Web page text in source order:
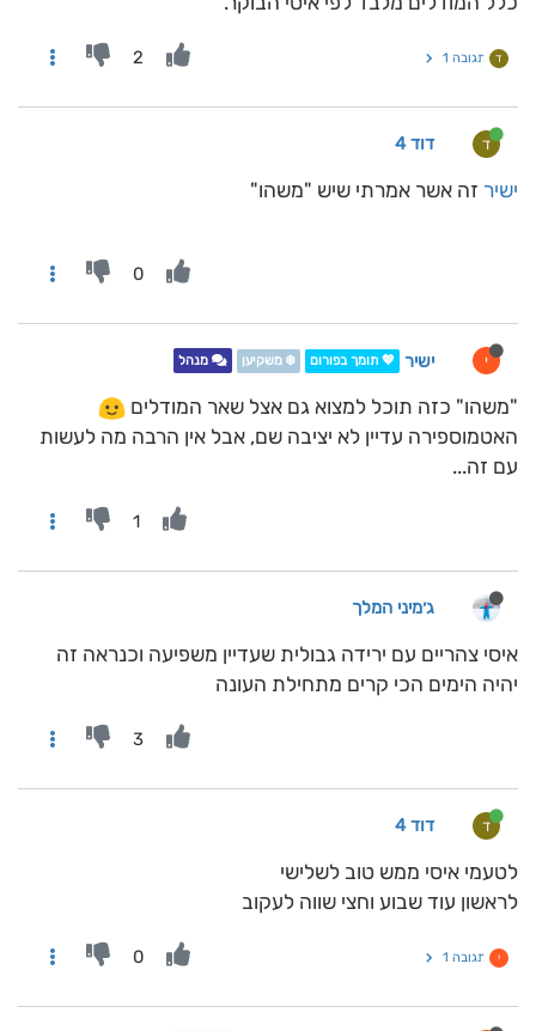
ד תגובה 1 2
ד דוד 4
ישיר זה אשר אמרתי שיש "משהו"
0
י ישיר 💖 תומך בפורום ❄️ משקיען מנהל
"משהו" כזה תוכל למצוא גם אצל שאר המודלים
האטמוספירה עדיין לא יציבה שם, אבל אין הרבה מה לעשות
עם זה...
1
ג׳מיני המלך
איסי צהריים עם ירידה גבולית שעדיין משפיעה וכנראה זה
יהיה הימים הכי קרים מתחילת העונה
3
ד דוד 4
לטעמי איסי ממש טוב לשלישי
לראשון עוד שבוע וחצי שווה לעקוב
י תגובה 1 0